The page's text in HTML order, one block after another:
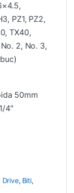
PZ1, PZ2,
TX40,
2, No. 3,
50mm
4″
Drive, Biti,